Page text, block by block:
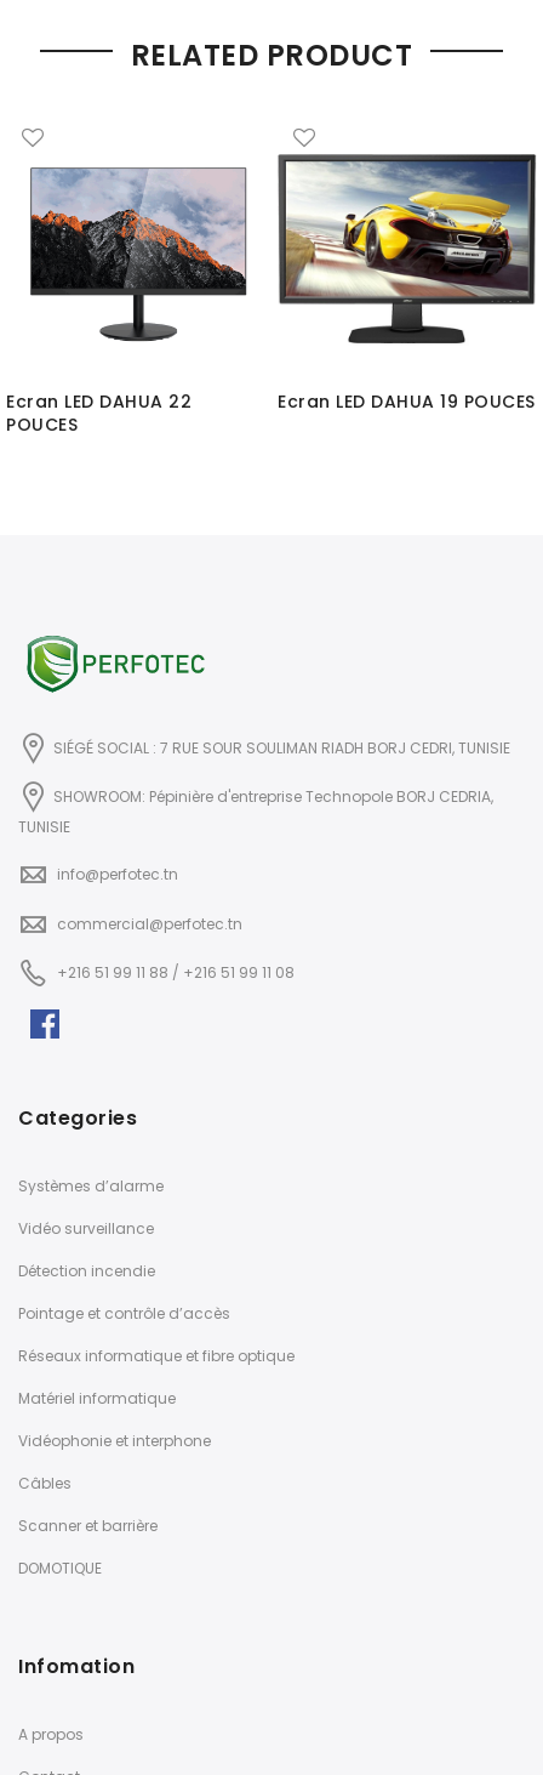
RELATED PRODUCT
Ecran LED DAHUA 22
POUCES
Ecran LED DAHUA 19 POUCES
SIÉGÉ SOCIAL : 7 RUE SOUR SOULIMAN RIADH BORJ CEDRI, TUNISIE
SHOWROOM: Pépinière d'entreprise Technopole BORJ CEDRIA,
TUNISIE
info@perfotec.tn
commercial@perfotec.tn
+216 51 99 11 88 / +216 51 99 11 08
Categories
Systèmes d’alarme
Vidéo surveillance
Détection incendie
Pointage et contrôle d’accès
Réseaux informatique et fibre optique
Matériel informatique
Vidéophonie et interphone
Câbles
Scanner et barrière
DOMOTIQUE
Infomation
A propos